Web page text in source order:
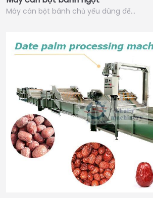
Máy cán bột bánh chủ yếu dùng để…